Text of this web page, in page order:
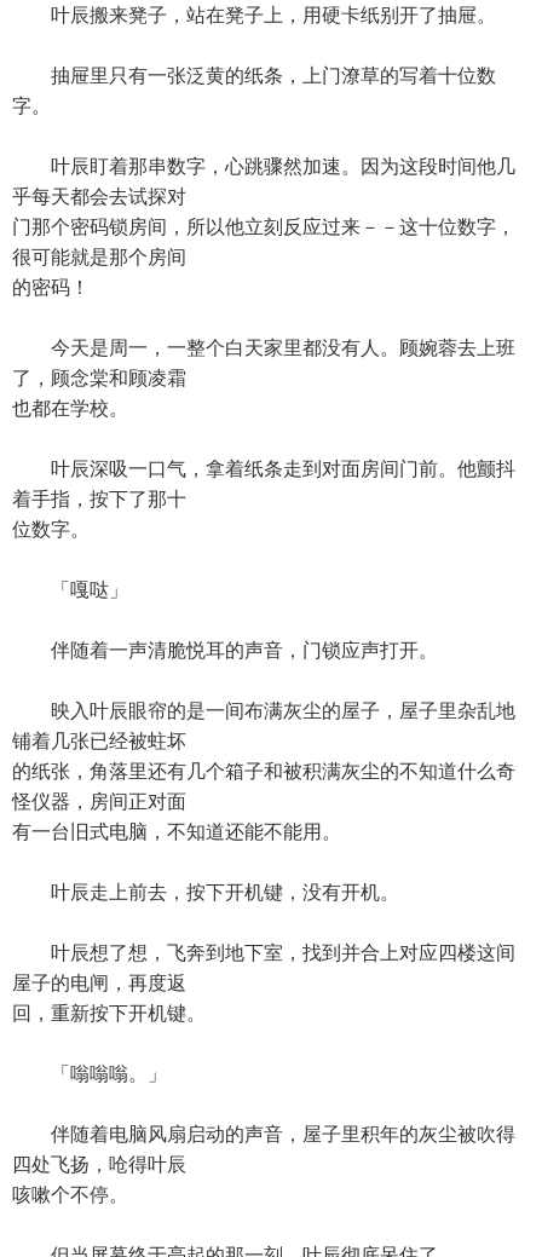
叶辰搬来凳子，站在凳子上，用硬卡纸别开了抽屉。
抽屉里只有一张泛黄的纸条，上门潦草的写着十位数
字。
叶辰盯着那串数字，心跳骤然加速。因为这段时间他几
乎每天都会去试探对
门那个密码锁房间，所以他立刻反应过来－－这十位数字，
很可能就是那个房间
的密码！
今天是周一，一整个白天家里都没有人。顾婉蓉去上班
了，顾念棠和顾凌霜
也都在学校。
叶辰深吸一口气，拿着纸条走到对面房间门前。他颤抖
着手指，按下了那十
位数字。
「嘎哒」
伴随着一声清脆悦耳的声音，门锁应声打开。
映入叶辰眼帘的是一间布满灰尘的屋子，屋子里杂乱地
铺着几张已经被蛀坏
的纸张，角落里还有几个箱子和被积满灰尘的不知道什么奇
怪仪器，房间正对面
有一台旧式电脑，不知道还能不能用。
叶辰走上前去，按下开机键，没有开机。
叶辰想了想，飞奔到地下室，找到并合上对应四楼这间
屋子的电闸，再度返
回，重新按下开机键。
「嗡嗡嗡。」
伴随着电脑风扇启动的声音，屋子里积年的灰尘被吹得
四处飞扬，呛得叶辰
咳嗽个不停。